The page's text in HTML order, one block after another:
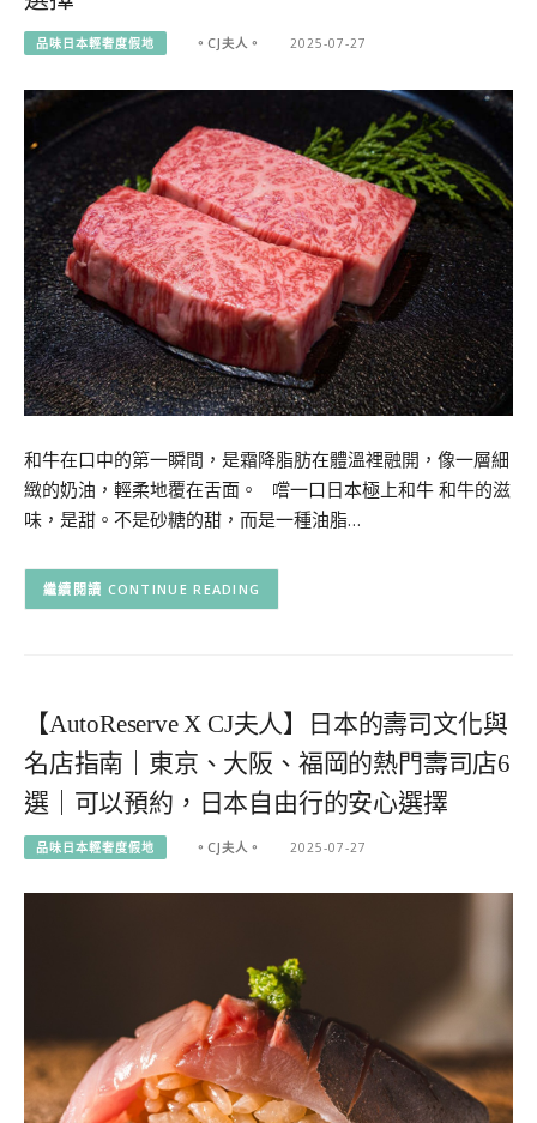
品味日本輕奢度假地 。CJ夫人。 2025-07-27
和牛在口中的第一瞬間，是霜降脂肪在體溫裡融開，像一層細
緻的奶油，輕柔地覆在舌面。 嚐一口日本極上和牛 和牛的滋
味，是甜。不是砂糖的甜，而是一種油脂…
CONTINUE READING
【AutoReserve X CJ夫人】日本的壽司文化與
名店指南｜東京、大阪、福岡的熱門壽司店6
選｜可以預約，日本自由行的安心選擇
品味日本輕奢度假地 。CJ夫人。 2025-07-27